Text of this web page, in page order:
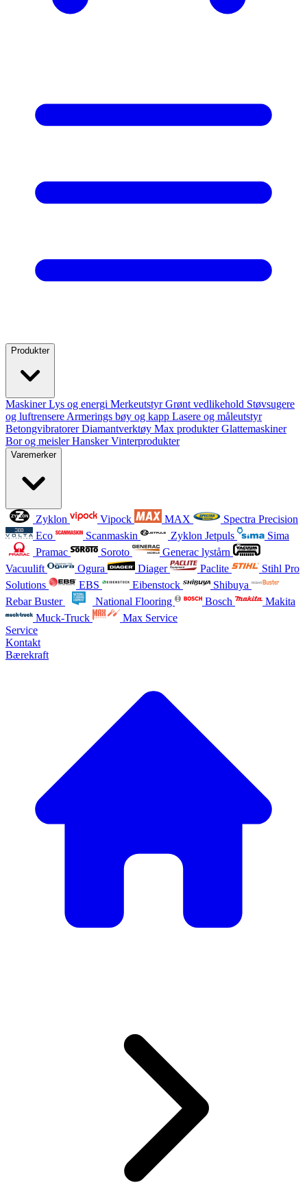
Produkter
MaskinerLys og energi MerkeutstyrGrønt vedlikehold Støvsugere
og luftrensere Armerings bøy og kapp Lasere og måleutstyr
BetongvibratorerDiamantverktøy Max produkterGlattemaskiner
Bor og meislerHanskerVinterprodukter
Varemerker
Zyklon Vipock MAX
Spectra Precision
Eco
Scanmaskin Zyklon Jetpuls
Sima
Pramac
Soroto
Generac lystårn
Vacuulift
Ogura Diager Paclite
Stihl Pro
Solutions
EBS Eibenstock
Shibuya
Rebar Buster
National Flooring Bosch
Makita
Muck-Truck
Max Service
Service
Kontakt
Bærekraft